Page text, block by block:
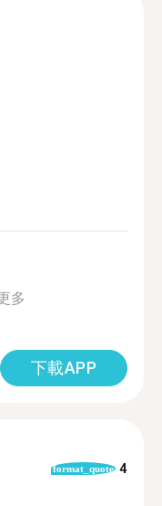
多
下載APP
format_quote 4